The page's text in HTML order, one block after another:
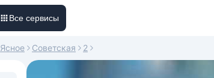
Все сервисы
Ясное Советская 2